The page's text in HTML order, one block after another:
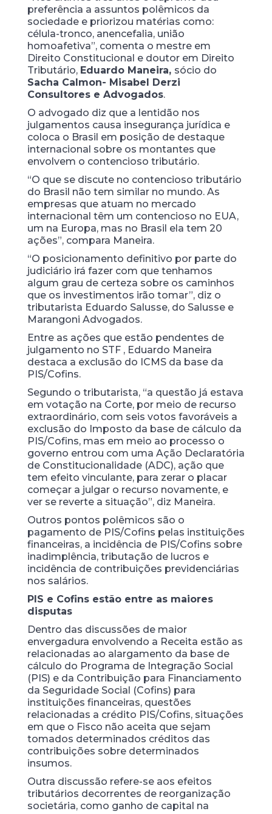
preferência a assuntos polêmicos da
sociedade e priorizou matérias como:
célula-tronco, anencefalia, união
homoafetiva”, comenta o mestre em
Direito Constitucional e doutor em Direito
Tributário, Eduardo Maneira, sócio do
Sacha Calmon- Misabel Derzi
Consultores e Advogados.
O advogado diz que a lentidão nos
julgamentos causa insegurança jurídica e
coloca o Brasil em posição de destaque
internacional sobre os montantes que
envolvem o contencioso tributário.
“O que se discute no contencioso tributário
do Brasil não tem similar no mundo. As
empresas que atuam no mercado
internacional têm um contencioso no EUA,
um na Europa, mas no Brasil ela tem 20
ações”, compara Maneira.
“O posicionamento definitivo por parte do
judiciário irá fazer com que tenhamos
algum grau de certeza sobre os caminhos
que os investimentos irão tomar”, diz o
tributarista Eduardo Salusse, do Salusse e
Marangoni Advogados.
Entre as ações que estão pendentes de
julgamento no STF , Eduardo Maneira
destaca a exclusão do ICMS da base da
PIS/Cofins.
Segundo o tributarista, “a questão já estava
em votação na Corte, por meio de recurso
extraordinário, com seis votos favoráveis a
exclusão do Imposto da base de cálculo da
PIS/Cofins, mas em meio ao processo o
governo entrou com uma Ação Declaratória
de Constitucionalidade (ADC), ação que
tem efeito vinculante, para zerar o placar
começar a julgar o recurso novamente, e
ver se reverte a situação”, diz Maneira.
Outros pontos polêmicos são o
pagamento de PIS/Cofins pelas instituições
financeiras, a incidência de PIS/Cofins sobre
inadimplência, tributação de lucros e
incidência de contribuições previdenciárias
nos salários.
PIS e Cofins estão entre as maiores
disputas
Dentro das discussões de maior
envergadura envolvendo a Receita estão as
relacionadas ao alargamento da base de
cálculo do Programa de Integração Social
(PIS) e da Contribuição para Financiamento
da Seguridade Social (Cofins) para
instituições financeiras, questões
relacionadas a crédito PIS/Cofins, situações
em que o Fisco não aceita que sejam
tomados determinados créditos das
contribuições sobre determinados
insumos.
Outra discussão refere-se aos efeitos
tributários decorrentes de reorganização
societária, como ganho de capital na